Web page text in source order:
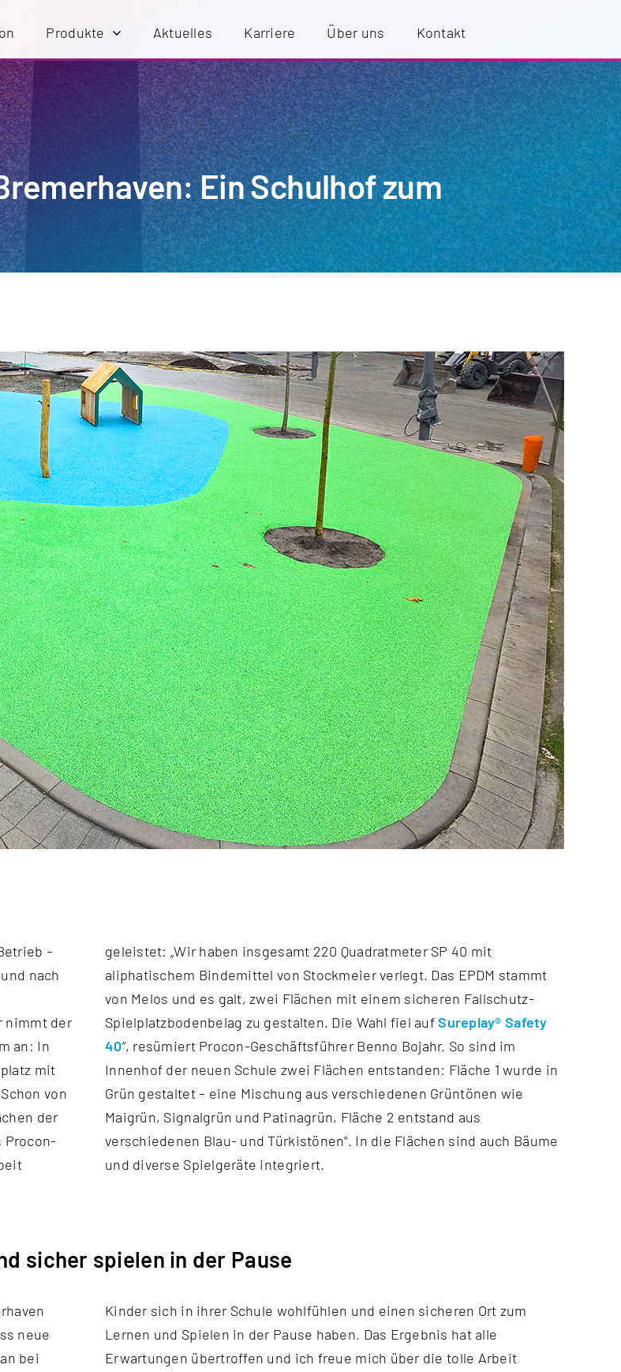
Produkte Aktuelles Karriere Über uns Kontakt
Ein Schulhof zum
–
nach
nimmt der
an: In
mit
von
der
Procon-
40 mit
stammt
Spielplatzbodenbelag zu gestalten. Die Wahl fiel aufSureplay® Safety
40“, resümiert Procon-Geschäftsführer Benno Bojahr. So sind im
Innenhof der neuen Schule zwei Flächen entstanden: Fläche 1 wurde in
Grün gestaltet – eine Mischung aus verschiedenen Grüntönen wie
Maigrün, Signalgrün und Patinagrün, Fläche 2 entstand aus
verschiedenen Blau- und Türkistönen“. In die Flächen sind auch Bäume
und diverse Spielgeräte integriert.
sicher spielen in der Pause
neue
bei
zum
alle